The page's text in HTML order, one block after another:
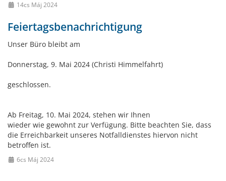
14cs Máj 2024
Feiertagsbenachrichtigung
Unser Büro bleibt am
Donnerstag, 9. Mai 2024 (Christi Himmelfahrt)
geschlossen.
Ab Freitag, 10. Mai 2024, stehen wir Ihnen
wieder wie gewohnt zur Verfügung. Bitte beachten Sie, dass
die Erreichbarkeit unseres Notfalldienstes hiervon nicht
betroffen ist.
6cs Máj 2024